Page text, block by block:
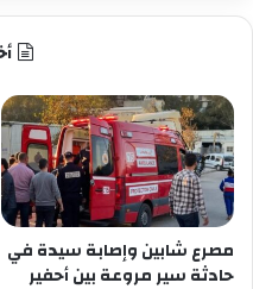
مصرع شابين وإصابة سيدة في
حادثة سير مروعة بين أحفير